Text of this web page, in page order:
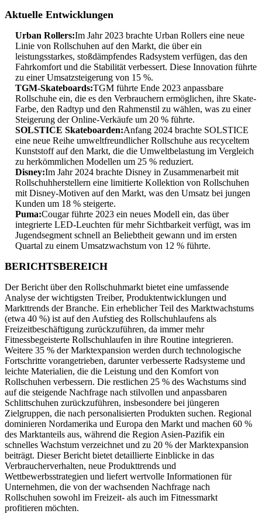
Aktuelle Entwicklungen
Urban Rollers:Im Jahr 2023 brachte Urban Rollers eine neue
Linie von Rollschuhen auf den Markt, die über ein
leistungsstarkes, stoßdämpfendes Radsystem verfügen, das den
Fahrkomfort und die Stabilität verbessert. Diese Innovation führte
zu einer Umsatzsteigerung von 15 %.
TGM-Skateboards:TGM führte Ende 2023 anpassbare
Rollschuhe ein, die es den Verbrauchern ermöglichen, ihre Skate-
Farbe, den Radtyp und den Rahmenstil zu wählen, was zu einer
Steigerung der Online-Verkäufe um 20 % führte.
SOLSTICE Skateboarden:Anfang 2024 brachte SOLSTICE
eine neue Reihe umweltfreundlicher Rollschuhe aus recyceltem
Kunststoff auf den Markt, die die Umweltbelastung im Vergleich
zu herkömmlichen Modellen um 25 % reduziert.
Disney:Im Jahr 2024 brachte Disney in Zusammenarbeit mit
Rollschuhherstellern eine limitierte Kollektion von Rollschuhen
mit Disney-Motiven auf den Markt, was den Umsatz bei jungen
Kunden um 18 % steigerte.
Puma:Cougar führte 2023 ein neues Modell ein, das über
integrierte LED-Leuchten für mehr Sichtbarkeit verfügt, was im
Jugendsegment schnell an Beliebtheit gewann und im ersten
Quartal zu einem Umsatzwachstum von 12 % führte.
BERICHTSBEREICH
Der Bericht über den Rollschuhmarkt bietet eine umfassende
Analyse der wichtigsten Treiber, Produktentwicklungen und
Markttrends der Branche. Ein erheblicher Teil des Marktwachstums
(etwa 40 %) ist auf den Aufstieg des Rollschuhlaufens als
Freizeitbeschäftigung zurückzuführen, da immer mehr
Fitnessbegeisterte Rollschuhlaufen in ihre Routine integrieren.
Weitere 35 % der Marktexpansion werden durch technologische
Fortschritte vorangetrieben, darunter verbesserte Radsysteme und
leichte Materialien, die die Leistung und den Komfort von
Rollschuhen verbessern. Die restlichen 25 % des Wachstums sind
auf die steigende Nachfrage nach stilvollen und anpassbaren
Schlittschuhen zurückzuführen, insbesondere bei jüngeren
Zielgruppen, die nach personalisierten Produkten suchen. Regional
dominieren Nordamerika und Europa den Markt und machen 60 %
des Marktanteils aus, während die Region Asien-Pazifik ein
schnelles Wachstum verzeichnet und zu 20 % der Marktexpansion
beiträgt. Dieser Bericht bietet detaillierte Einblicke in das
Verbraucherverhalten, neue Produkttrends und
Wettbewerbsstrategien und liefert wertvolle Informationen für
Unternehmen, die von der wachsenden Nachfrage nach
Rollschuhen sowohl im Freizeit- als auch im Fitnessmarkt
profitieren möchten.